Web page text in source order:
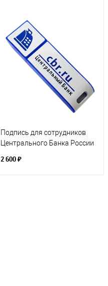
Подпись для сотрудников
Центрального Банка России
2 600 ₽